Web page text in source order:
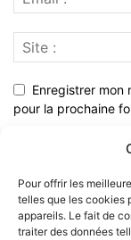
Pour offrir les
telles que les cookies
appareils. Le fait de
traiter des données
Enregistrer mon
pour la prochaine